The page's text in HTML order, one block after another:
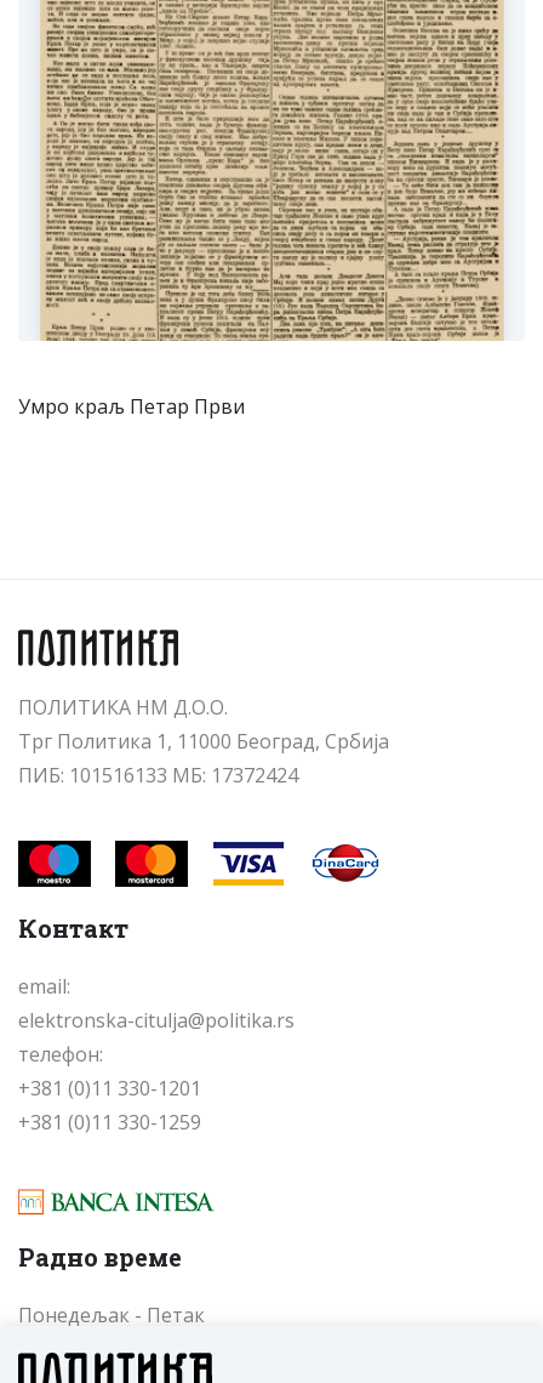
Умро краљ Петар Први
ПОЛИТИКА НМ Д.О.О.
Трг Политика 1, 11000 Београд, Србија
ПИБ: 101516133 МБ: 17372424
Контакт
email:
elektronska-citulja@politika.rs
телефон:
+381 (0)11 330-1201
+381 (0)11 330-1259
Радно време
Понедељак - Петак
од 09 до 17 часова